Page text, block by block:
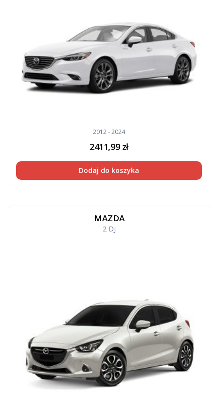
2012 - 2024
2411,99 zł
Dodaj do koszyka
MAZDA
2 DJ